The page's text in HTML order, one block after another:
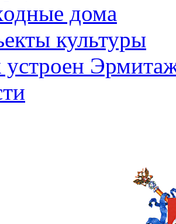
дома
культуры
устроен